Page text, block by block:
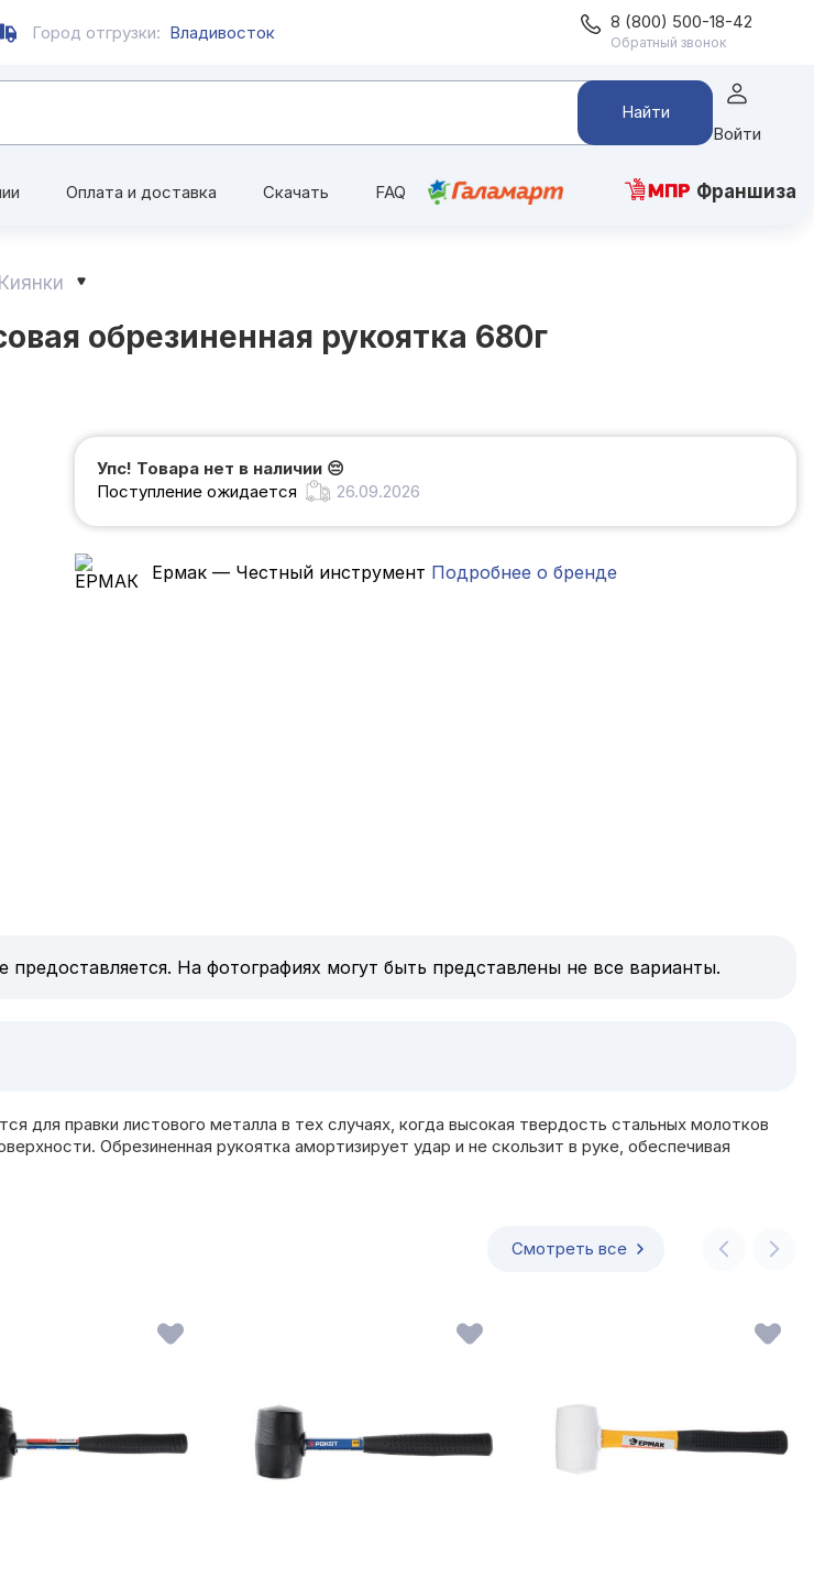
Город отгрузки: Владивосток 8 (800) 500-18-42
Обратный звонок
Найти
Войти
Оплата и доставка Скачать FAQ Франшиза
Киянки
обрезиненная рукоятка 680г
Упс! Товара нет в наличии 😔
Поступление ожидается
26.09.2026
Ермак — Честный инструмент Подробнее о бренде
На фотографиях могут быть представлены не все варианты.
для правки листового металла в тех случаях, когда высокая твердость стальных молотков
Обрезиненная рукоятка амортизирует удар и не скользит в руке, обеспечивая
Смотреть все